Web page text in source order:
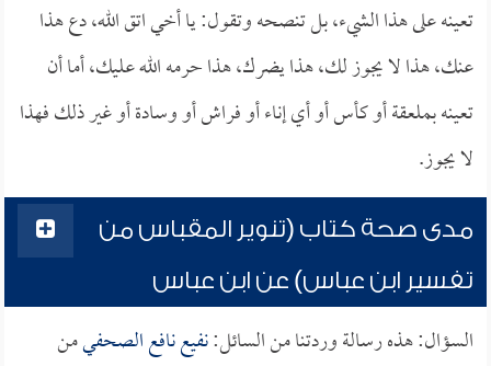
تعينه على هذا الشيء، بل تنصحه وتقول: يا أخي اتق الله، دع هذا
عنك، هذا لا يجوز لك، هذا يضرك، هذا حرمه الله عليك، أما أن
تعينه بملعقة أو كأس أو أي إناء أو فراش أو وسادة أو غير ذلك فهذا
لا يجوز.
مدى صحة كتاب (تنوير المقباس من
تفسير ابن عباس) عن ابن عباس
السؤال: هذه رسالة وردتنا من السائل:نفيع نافع الصحفيمن